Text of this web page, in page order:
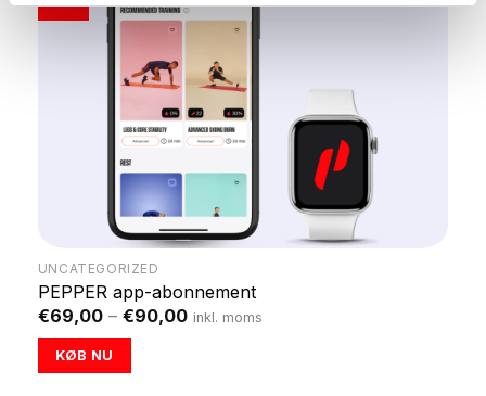
UNCATEGORIZED
PEPPER app-abonnement
€69,00 – €90,00Price
inkl. moms
KØB NU